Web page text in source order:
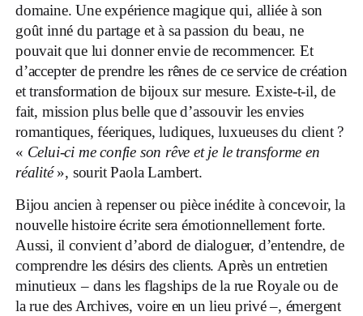
domaine. Une expérience magique qui, alliée à son
goût inné du partage et à sa passion du beau, ne
pouvait que lui donner envie de recommencer. Et
d’accepter de prendre les rênes de ce service de création
et transformation de bijoux sur mesure. Existe-t-il, de
fait, mission plus belle que d’assouvir les envies
romantiques, féeriques, ludiques, luxueuses du client ?
« Celui-ci me confie son rêve et je le transforme en
réalité», sourit Paola Lambert.
Bijou ancien à repenser ou pièce inédite à concevoir, la
nouvelle histoire écrite sera émotionnellement forte.
Aussi, il convient d’abord de dialoguer, d’entendre, de
comprendre les désirs des clients. Après un entretien
minutieux – dans les flagships de la rue Royale ou de
la rue des Archives, voire en un lieu privé –, émergent